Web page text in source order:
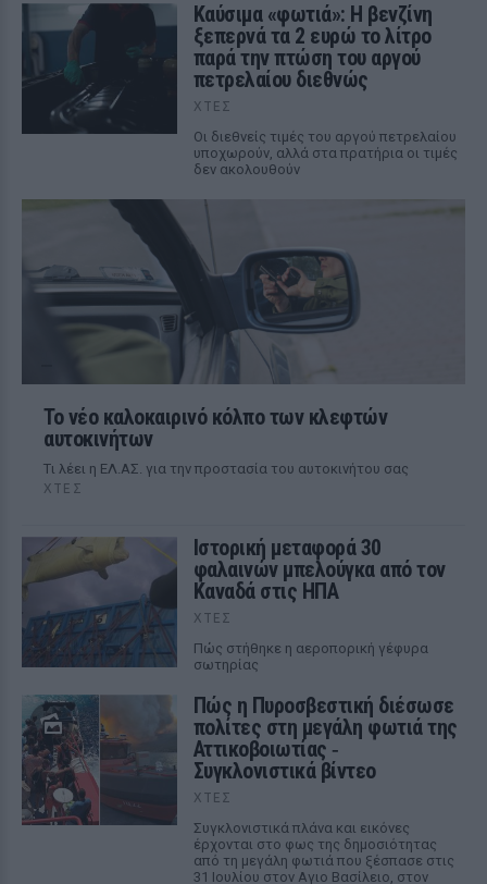
Καύσιμα «φωτιά»: Η βενζίνη
ξεπερνά τα 2 ευρώ το λίτρο
παρά την πτώση του αργού
πετρελαίου διεθνώς
ΧΤΕΣ
Οι διεθνείς τιμές του αργού πετρελαίου
υποχωρούν, αλλά στα πρατήρια οι τιμές
δεν ακολουθούν
Το νέο καλοκαιρινό κόλπο των κλεφτών
αυτοκινήτων
Tι λέει η ΕΛ.ΑΣ. για την προστασία του αυτοκινήτου σας
ΧΤΕΣ
Ιστορική μεταφορά 30
φαλαινών μπελούγκα από τον
Καναδά στις ΗΠΑ
ΧΤΕΣ
Πώς στήθηκε η αεροπορική γέφυρα
σωτηρίας
Πώς η Πυροσβεστική διέσωσε
πολίτες στη μεγάλη φωτιά της
Αττικοβοιωτίας ‑
Συγκλονιστικά βίντεο
ΧΤΕΣ
Συγκλονιστικά πλάνα και εικόνες
έρχονται στο φως της δημοσιότητας
από τη μεγάλη φωτιά που ξέσπασε στις
31 Ιουλίου στον Αγιο Βασίλειο, στον